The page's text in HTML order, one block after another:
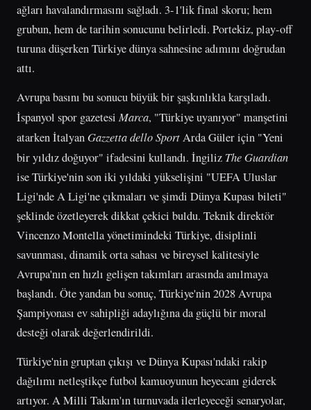
ağları havalandırmasını sağladı. 3-1'lik final skoru; hem
grubun, hem de tarihin sonucunu belirledi. Portekiz, play-off
turuna düşerken Türkiye dünya sahnesine adımını doğrudan
attı.
Avrupa basını bu sonucu büyük bir şaşkınlıkla karşıladı.
İspanyol spor gazetesi Marca, "Türkiye uyanıyor" manşetini
atarken İtalyan Gazzetta dello Sport Arda Güler için "Yeni
bir yıldız doğuyor" ifadesini kullandı. İngiliz The Guardian
ise Türkiye'nin son iki yıldaki yükselişini "UEFA Uluslar
Ligi'nde A Ligi'ne çıkmaları ve şimdi Dünya Kupası bileti"
şeklinde özetleyerek dikkat çekici buldu. Teknik direktör
Vincenzo Montella yönetimindeki Türkiye, disiplinli
savunması, dinamik orta sahası ve bireysel kalitesiyle
Avrupa'nın en hızlı gelişen takımları arasında anılmaya
başlandı. Öte yandan bu sonuç, Türkiye'nin 2028 Avrupa
Şampiyonası ev sahipliği adaylığına da güçlü bir moral
desteği olarak değerlendirildi.
Türkiye'nin gruptan çıkışı ve Dünya Kupası'ndaki rakip
dağılımı netleştikçe futbol kamuoyunun heyecanı giderek
artıyor. A Milli Takım'ın turnuvada ilerleyeceği senaryolar,